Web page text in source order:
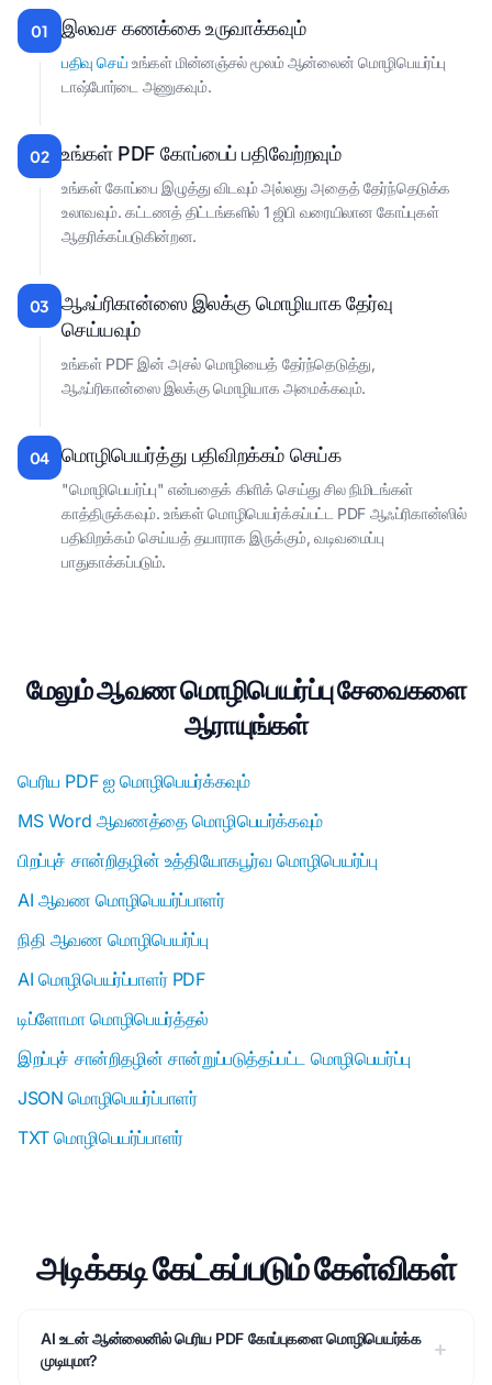
01 இலவச கணக்கை உருவாக்கவும்
பதிவு செய் உங்கள் மின்னஞ்சல் மூலம் ஆன்லைன் மொழிபெயர்ப்பு
டாஷ்போர்டை அணுகவும்.
02 உங்கள் PDF கோப்பைப் பதிவேற்றவும்
உங்கள் கோப்பை இழுத்து விடவும் அல்லது அதைத் தேர்ந்தெடுக்க
உலாவவும். கட்டணத் திட்டங்களில் 1 ஜிபி வரையிலான கோப்புகள்
ஆதரிக்கப்படுகின்றன.
03
ஆஃப்ரிகான்ஸை இலக்கு மொழியாக தேர்வு
செய்யவும்
உங்கள் PDF இன் அசல் மொழியைத் தேர்ந்தெடுத்து,
ஆஃப்ரிகான்ஸை இலக்கு மொழியாக அமைக்கவும்.
04 மொழிபெயர்த்து பதிவிறக்கம் செய்க
"மொழிபெயர்ப்பு" என்பதைக் கிளிக் செய்து சில நிமிடங்கள்
காத்திருக்கவும். உங்கள் மொழிபெயர்க்கப்பட்ட PDF ஆஃப்ரிகான்ஸில்
பதிவிறக்கம் செய்யத் தயாராக இருக்கும், வடிவமைப்பு
பாதுகாக்கப்படும்.
மேலும் ஆவண மொழிபெயர்ப்பு சேவைகளை
ஆராயுங்கள்
பெரிய PDF ஐ மொழிபெயர்க்கவும்
MS Word ஆவணத்தை மொழிபெயர்க்கவும்
பிறப்புச் சான்றிதழின் உத்தியோகபூர்வ மொழிபெயர்ப்பு
AI ஆவண மொழிபெயர்ப்பாளர்
நிதி ஆவண மொழிபெயர்ப்பு
AI மொழிபெயர்ப்பாளர் PDF
டிப்ளோமா மொழிபெயர்த்தல்
இறப்புச் சான்றிதழின் சான்றுப்படுத்தப்பட்ட மொழிபெயர்ப்பு
JSON மொழிபெயர்ப்பாளர்
TXT மொழிபெயர்ப்பாளர்
அடிக்கடி கேட்கப்படும் கேள்விகள்
AI உடன் ஆன்லைனில் பெரிய PDF கோப்புகளை மொழிபெயர்க்க
முடியுமா?